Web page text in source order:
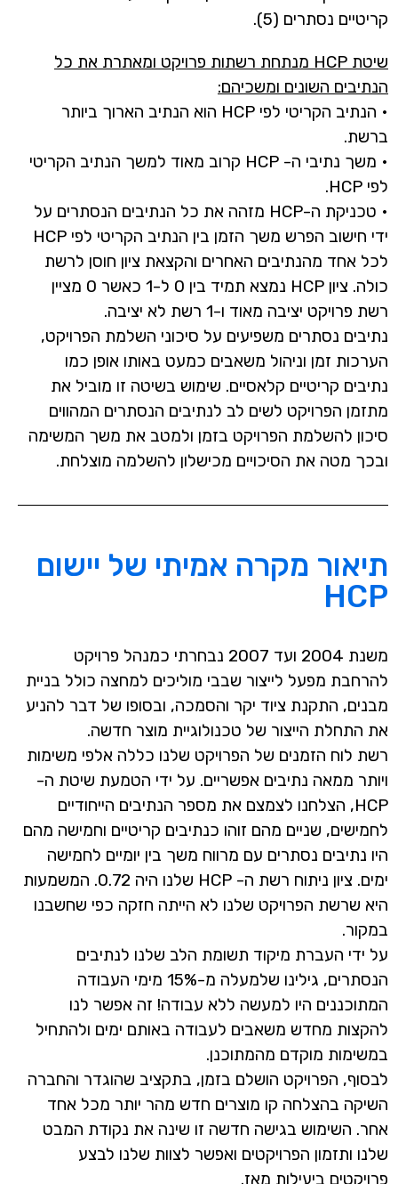
קריטיים נסתרים (5).
שיטת HCP מנתחת רשתות פרויקט ומאתרת את כל
הנתיבים השונים ומשכיהם:
• הנתיב הקריטי לפי HCP הוא הנתיב הארוך ביותר
ברשת.
• משך נתיבי ה- HCP קרוב מאוד למשך הנתיב הקריטי
לפי HCP.
• טכניקת ה-HCP מזהה את כל הנתיבים הנסתרים על
ידי חישוב הפרש משך הזמן בין הנתיב הקריטי לפי HCP
לכל אחד מהנתיבים האחרים והקצאת ציון חוסן לרשת
כולה. ציון HCP נמצא תמיד בין 0 ל-1 כאשר 0 מציין
רשת פרויקט יציבה מאוד ו-1 רשת לא יציבה.
נתיבים נסתרים משפיעים על סיכוני השלמת הפרויקט,
הערכות זמן וניהול משאבים כמעט באותו אופן כמו
נתיבים קריטיים קלאסיים. שימוש בשיטה זו מוביל את
מתזמן הפרויקט לשים לב לנתיבים הנסתרים המהווים
סיכון להשלמת הפרויקט בזמן ולמטב את משך המשימה
ובכך מטה את הסיכויים מכישלון להשלמה מוצלחת.
תיאור מקרה אמיתי של יישום
HCP
משנת 2004 ועד 2007 נבחרתי כמנהל פרויקט
להרחבת מפעל לייצור שבבי מוליכים למחצה כולל בניית
מבנים, התקנת ציוד יקר והסמכה, ובסופו של דבר להניע
את התחלת הייצור של טכנולוגיית מוצר חדשה.
רשת לוח הזמנים של הפרויקט שלנו כללה אלפי משימות
ויותר ממאה נתיבים אפשריים. על ידי הטמעת שיטת ה-
HCP, הצלחנו לצמצם את מספר הנתיבים הייחודיים
לחמישים, שניים מהם זוהו כנתיבים קריטיים וחמישה מהם
היו נתיבים נסתרים עם מרווח משך בין יומיים לחמישה
ימים. ציון ניתוח רשת ה- HCP שלנו היה 0.72. המשמעות
היא שרשת הפרויקט שלנו לא הייתה חזקה כפי שחשבנו
במקור.
על ידי העברת מיקוד תשומת הלב שלנו לנתיבים
הנסתרים, גילינו שלמעלה מ-15% מימי העבודה
המתוכננים היו למעשה ללא עבודה! זה אפשר לנו
להקצות מחדש משאבים לעבודה באותם ימים ולהתחיל
במשימות מוקדם מהמתוכנן.
לבסוף, הפרויקט הושלם בזמן, בתקציב שהוגדר והחברה
השיקה בהצלחה קו מוצרים חדש מהר יותר מכל אחד
אחר. השימוש בגישה חדשה זו שינה את נקודת המבט
שלנו ותזמון הפרויקטים ואפשר לצוות שלנו לבצע
פרויקטים ביעילות מאז.